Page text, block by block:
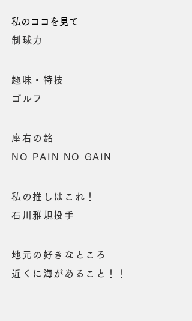
私のココを見て
制球力
趣味・特技
ゴルフ
座右の銘
NO PAIN NO GAIN
私の推しはこれ！
石川雅規投手
地元の好きなところ
近くに海があること！！